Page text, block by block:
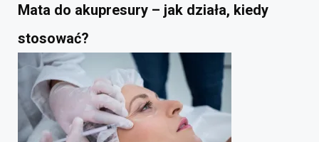
Mata do akupresury – jak działa, kiedy
stosować?